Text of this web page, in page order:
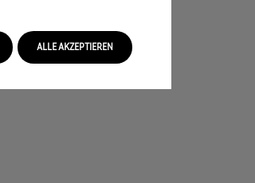
ALLE AKZEPTIEREN